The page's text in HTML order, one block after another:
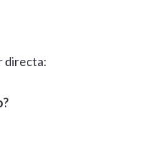
directa: